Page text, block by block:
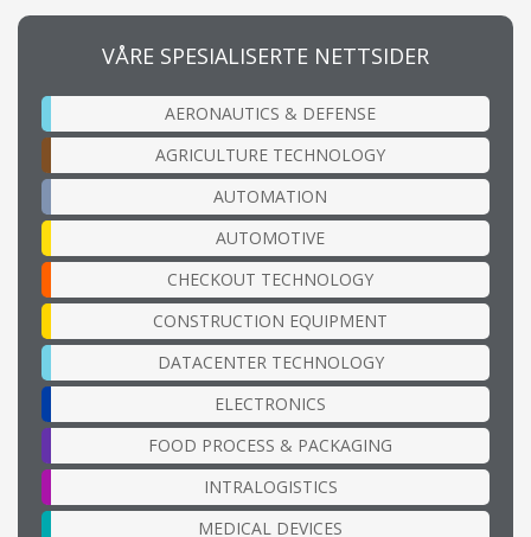
VÅRE SPESIALISERTE NETTSIDER
AERONAUTICS & DEFENSE
AGRICULTURE TECHNOLOGY
AUTOMATION
AUTOMOTIVE
CHECKOUT TECHNOLOGY
CONSTRUCTION EQUIPMENT
DATACENTER TECHNOLOGY
ELECTRONICS
FOOD PROCESS & PACKAGING
INTRALOGISTICS
MEDICAL DEVICES